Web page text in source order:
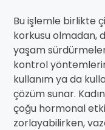
Bu işlemle birlikte
korkusu olmadan,
yaşam
kontrol
kullanım ya da
çözüm sunar.
çoğu hormonal etki
zorlayabilirken,